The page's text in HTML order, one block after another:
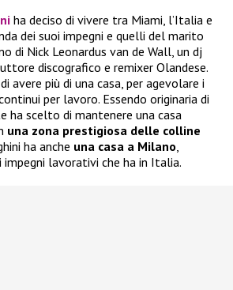
ha deciso di vivere tra Miami, l’Italia e
dei suoi impegni e quelli del marito
di Nick Leonardus van de Wall, un dj
discografico e remixer Olandese.
avere più di una casa, per agevolare i
per lavoro. Essendo originaria di
ha scelto di mantenere una casa
una zona prestigiosa delle colline
ha anche una casa a Milano
lavorativi che ha in Italia.